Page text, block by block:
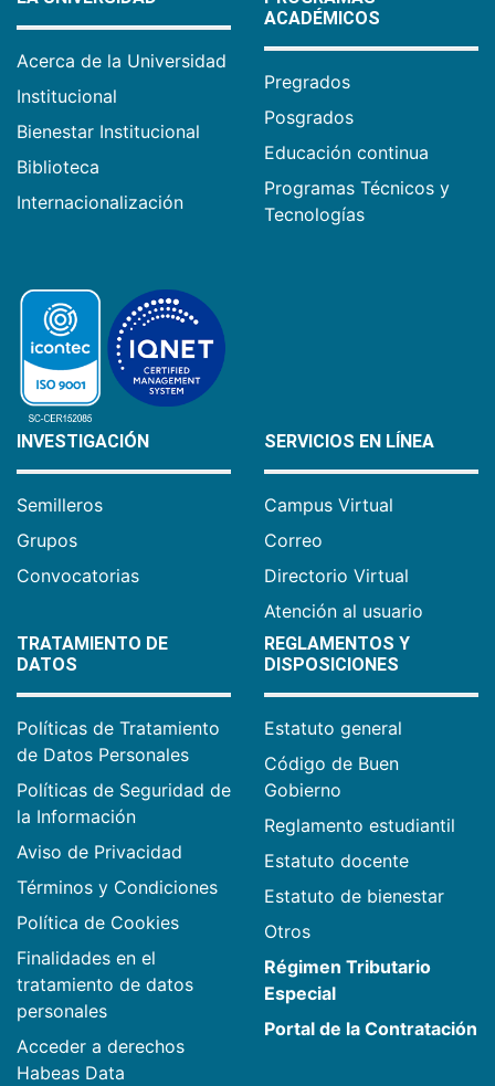
Acerca de la Universidad
Institucional
Bienestar Institucional
Biblioteca
Internacionalización
ACADÉMICOS
Pregrados
Posgrados
Educación continua
Programas Técnicos y
Tecnologías
INVESTIGACIÓN
Semilleros
Grupos
Convocatorias
SERVICIOS EN LÍNEA
Campus Virtual
Correo
Directorio Virtual
Atención al usuario
TRATAMIENTO DE
DATOS
Políticas de Tratamiento
de Datos Personales
Políticas de Seguridad de
la Información
Aviso de Privacidad
Términos y Condiciones
Política de Cookies
Finalidades en el
tratamiento de datos
personales
Acceder a derechos
Habeas Data
REGLAMENTOS Y
DISPOSICIONES
Estatuto general
Código de Buen
Gobierno
Reglamento estudiantil
Estatuto docente
Estatuto de bienestar
Otros
Régimen Tributario
Especial
Portal de la Contratación